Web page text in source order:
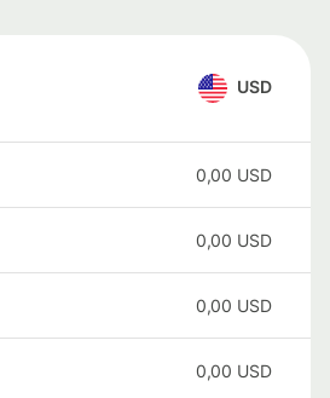
USD
0,00 USD
0,00 USD
0,00 USD
0,00 USD